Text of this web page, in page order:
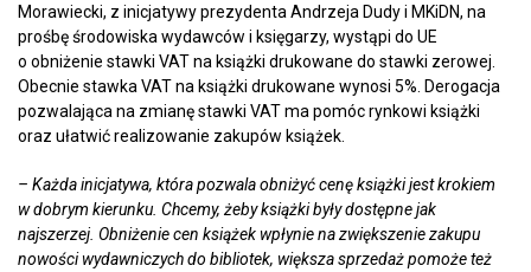
Morawiecki, z inicjatywy prezydenta Andrzeja Dudy i MKiDN, na
prośbę środowiska wydawców i księgarzy, wystąpi do UE
o obniżenie stawki VAT na książki drukowane do stawki zerowej.
Obecnie stawka VAT na książki drukowane wynosi 5%. Derogacja
pozwalająca na zmianę stawki VAT ma pomóc rynkowi książki
oraz ułatwić realizowanie zakupów książek.
– Każda inicjatywa, która pozwala obniżyć cenę książki jest krokiem
w dobrym kierunku. Chcemy, żeby książki były dostępne jak
najszerzej. Obniżenie cen książek wpłynie na zwiększenie zakupu
nowości wydawniczych do bibliotek, większa sprzedaż pomoże też